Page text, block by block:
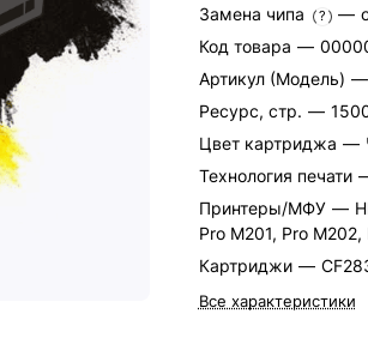
Замена чипа ? —
Код товара —
Артикул (Модель) —
Ресурс, стр. —
Цвет картриджа —
Технология печати
Принтеры/МФУ —
Pro M201, Pro M202,
Картриджи —
Все характеристики